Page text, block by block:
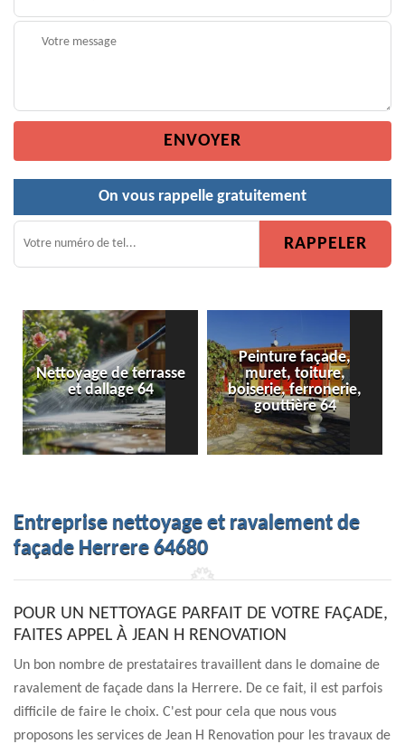
On vous rappelle gratuitement
Peinture façade,
muret, toiture,
boiserie, ferronerie,
gouttière 64
Peinture de clôture
Entreprise nettoyage et ravalement de
façade Herrere 64680
POUR UN NETTOYAGE PARFAIT DE VOTRE FAÇADE,
FAITES APPEL À JEAN H RENOVATION
Un bon nombre de prestataires travaillent dans le domaine de
ravalement de façade dans la Herrere. De ce fait, il est parfois
difficile de faire le choix. C'est pour cela que nous vous
proposons les services de Jean H Renovation pour les travaux de